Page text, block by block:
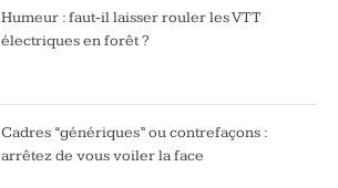
Humeur : faut-il laisser rouler les VTT
électriques en forêt ?
Cadres “génériques” ou contrefaçons :
arrêtez de vous voiler la face